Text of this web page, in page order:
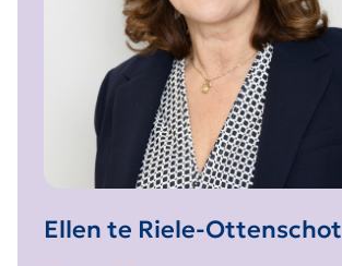
Ellen te Riele-Ottenschot